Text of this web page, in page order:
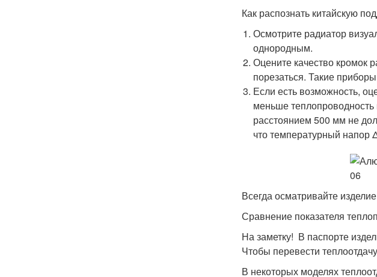
Как распознать китайскую
Осмотрите радиатор
однородным.
Оцените качество кромок
порезаться. Такие
Если есть возможность,
меньше
расстоянием 500 мм не
что температурный напор
Всегда осматривайте
Сравнение показателя
На заметку! В паспорте
Чтобы перевести
В некоторых моделях